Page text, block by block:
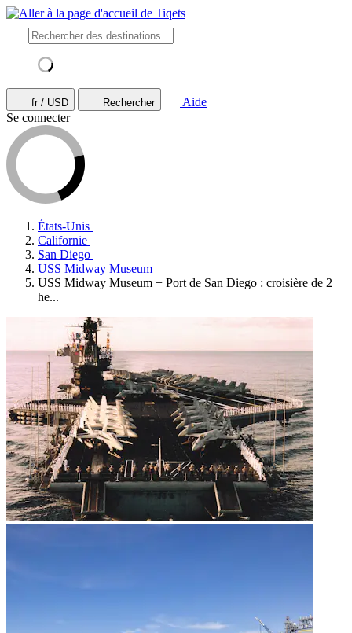
fr / USD Rechercher
Aide
Se connecter
États-Unis
Californie
San Diego
USS Midway Museum
USS Midway Museum + Port de San Diego : croisière de 2
he...